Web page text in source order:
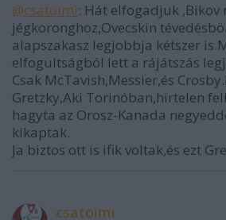
@csatoimi: Hát elfogadjuk ,Bikov
jégkoronghoz,Ovecskin
alapszakasz legjobbja kétszer
elfogultságból lett a rájátszás
Csak McTavish,Messier,és
Gretzky,Aki Torinóban,hirtelen
hagyta az Orosz-Kanada
kikaptak.
Ja biztos ott is ifik voltak,és ezt
csatoimi